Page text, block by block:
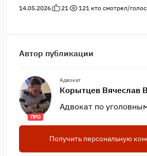
14.05.2026 21 121 кто смотрел/
Автор публикации
ПРО
Адвокат
Корытцев Вячеслав
Адвокат по
Получить персональную